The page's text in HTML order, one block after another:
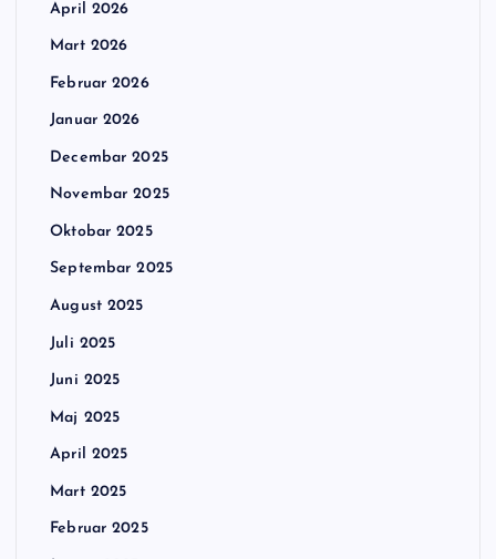
April 2026
Mart 2026
Februar 2026
Januar 2026
Decembar 2025
Novembar 2025
Oktobar 2025
Septembar 2025
August 2025
Juli 2025
Juni 2025
Maj 2025
April 2025
Mart 2025
Februar 2025